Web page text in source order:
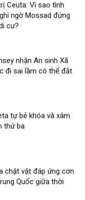
Ceuta: Vì sao tình
ngờ Mossad đứng
cư?
nhận An sinh Xã
đi sai lầm có thể đắt
tự bẻ khóa và xâm
thứ ba
chật vật đáp ứng cơn
Quốc giữa thời